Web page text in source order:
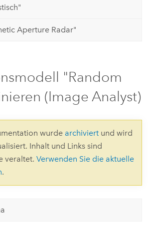
Aperture Radar"
"Random
(Image Analyst)
wurde archiviertund wird
Inhalt und Links sind
veraltet. Verwenden Sie die aktuelle
.